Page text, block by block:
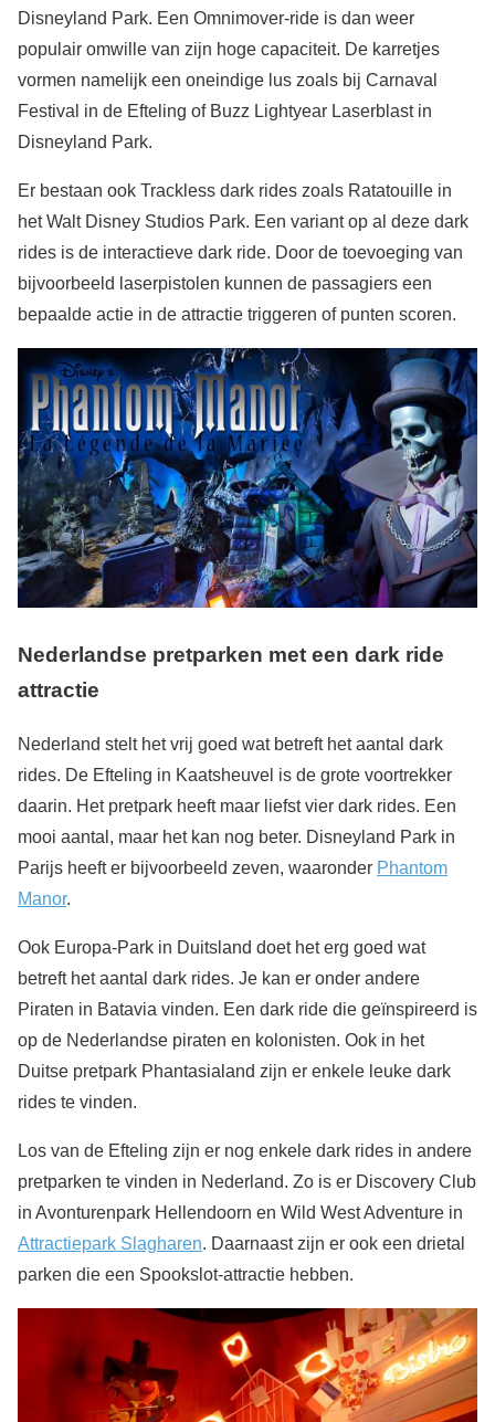
Disneyland Park. Een Omnimover-ride is dan weer
populair omwille van zijn hoge capaciteit. De karretjes
vormen namelijk een oneindige lus zoals bij Carnaval
Festival in de Efteling of Buzz Lightyear Laserblast in
Disneyland Park.
Er bestaan ook Trackless dark rides zoals Ratatouille in
het Walt Disney Studios Park. Een variant op al deze dark
rides is de interactieve dark ride. Door de toevoeging van
bijvoorbeeld laserpistolen kunnen de passagiers een
bepaalde actie in de attractie triggeren of punten scoren.
Nederlandse pretparken met een dark ride
attractie
Nederland stelt het vrij goed wat betreft het aantal dark
rides. De Efteling in Kaatsheuvel is de grote voortrekker
daarin. Het pretpark heeft maar liefst vier dark rides. Een
mooi aantal, maar het kan nog beter. Disneyland Park in
Parijs heeft er bijvoorbeeld zeven, waaronder Phantom
Manor.
Ook Europa-Park in Duitsland doet het erg goed wat
betreft het aantal dark rides. Je kan er onder andere
Piraten in Batavia vinden. Een dark ride die geïnspireerd is
op de Nederlandse piraten en kolonisten. Ook in het
Duitse pretpark Phantasialand zijn er enkele leuke dark
rides te vinden.
Los van de Efteling zijn er nog enkele dark rides in andere
pretparken te vinden in Nederland. Zo is er Discovery Club
in Avonturenpark Hellendoorn en Wild West Adventure in
Attractiepark Slagharen. Daarnaast zijn er ook een drietal
parken die een Spookslot-attractie hebben.